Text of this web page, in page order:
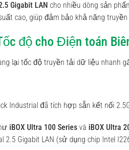
Gigabit LAN cho nhiều dòng sản
cao, giúp đảm bảo khả năng
độ cho Điện toán
lại tốc độ truyền tải dữ liệu nhanh
Industrial đã tích hợp sẵn kết nối
iBOX Ultra 100 Seriesvà iBOX Ultra
Gigabit LAN (sử dụng chip Intel